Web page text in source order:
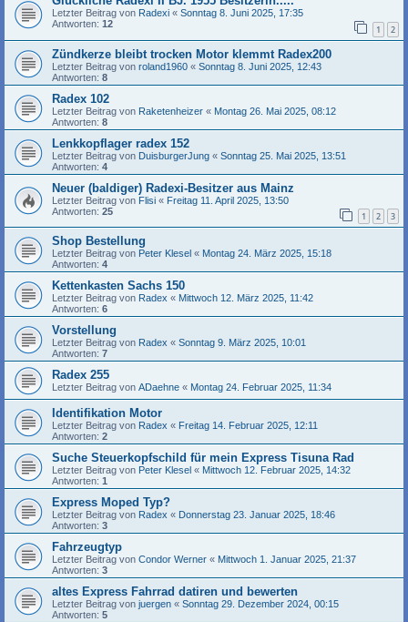
Letzter Beitrag von Radexi « Sonntag 8. Juni 2025, 17:35
Antworten: 12 1 2
Zündkerze bleibt trocken Motor klemmt Radex200
Letzter Beitrag von roland1960 « Sonntag 8. Juni 2025, 12:43
Antworten: 8
Radex 102
Letzter Beitrag von Raketenheizer « Montag 26. Mai 2025, 08:12
Antworten: 8
Lenkkopflager radex 152
Letzter Beitrag von DuisburgerJung « Sonntag 25. Mai 2025, 13:51
Antworten: 4
Neuer (baldiger) Radexi-Besitzer aus Mainz
Letzter Beitrag von Flisi « Freitag 11. April 2025, 13:50
Antworten: 25 1 2 3
Shop Bestellung
Letzter Beitrag von Peter Klesel « Montag 24. März 2025, 15:18
Antworten: 4
Kettenkasten Sachs 150
Letzter Beitrag von Radex « Mittwoch 12. März 2025, 11:42
Antworten: 6
Vorstellung
Letzter Beitrag von Radex « Sonntag 9. März 2025, 10:01
Antworten: 7
Radex 255
Letzter Beitrag von ADaehne « Montag 24. Februar 2025, 11:34
Identifikation Motor
Letzter Beitrag von Radex « Freitag 14. Februar 2025, 12:11
Antworten: 2
Suche Steuerkopfschild für mein Express Tisuna Rad
Letzter Beitrag von Peter Klesel « Mittwoch 12. Februar 2025, 14:32
Antworten: 1
Express Moped Typ?
Letzter Beitrag von Radex « Donnerstag 23. Januar 2025, 18:46
Antworten: 3
Fahrzeugtyp
Letzter Beitrag von Condor Werner « Mittwoch 1. Januar 2025, 21:37
Antworten: 3
altes Express Fahrrad datiren und bewerten
Letzter Beitrag von juergen « Sonntag 29. Dezember 2024, 00:15
Antworten: 5